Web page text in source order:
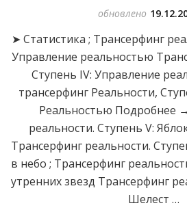
обновлено
➤ Статистика ; Трансерфинг
Управление реальностью
Ступень IV: Управление
трансерфинг Реальности,
Реальностью Подробнее
реальности. Ступень V:
Трансерфинг реальности.
в небо ; Трансерфинг
утренних звезд Трансерфинг
Шелест …